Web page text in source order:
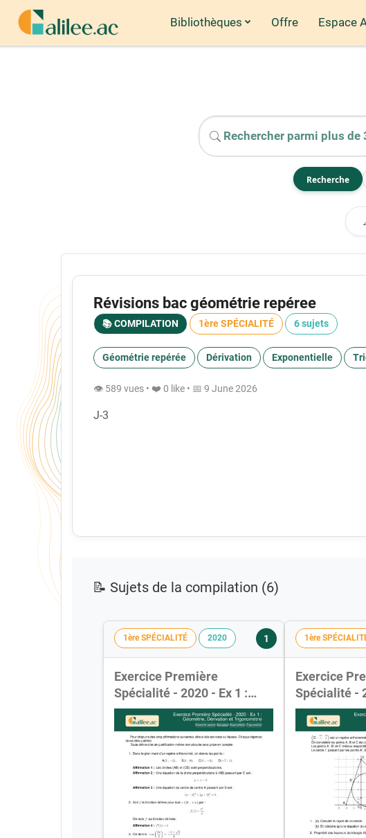
Passer au contenu principal Bibliothèques Offre Espace
Recherche
Révisions bac géométrie repéree
📚 COMPILATION 1ère SPÉCIALITÉ 6 sujets
Géométrie repérée Dérivation Exponentielle
👁 589 vues • ❤️ 0 like • 📅 9 June 2026
J-3
📝 Sujets de la compilation (6)
1
1ère SPÉCIALITÉ 2020
Exercice Première
Spécialité - 2020 - Ex 1 :
Géométrie, Dérivation et
Trigonométrie
1ère
Exercice
Spécialité -
Géométrie